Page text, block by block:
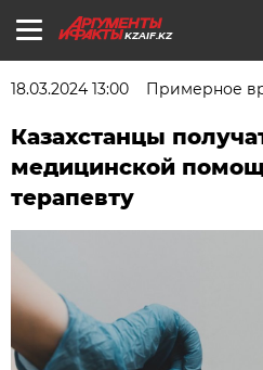
KZAIF.KZ
18.03.2024 13:00 Примерное
Казахстанцы
медицинской
терапевту